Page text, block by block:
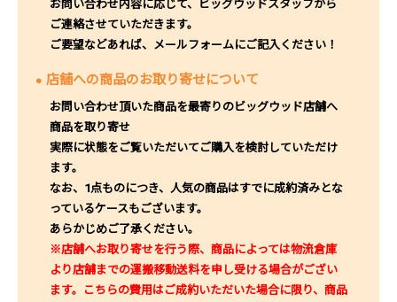
お問い合わせ内容に応じて、ビッグウッドスタッフから
ご連絡させていただきます。
ご要望などあれば、メールフォームにご記入ください！
店舗への商品のお取り寄せについて
お問い合わせ頂いた商品を最寄りのビッグウッド店舗へ
商品を取り寄せ
実際に状態をご覧いただいてご購入を検討していただけ
ます。
なお、1点ものにつき、人気の商品はすでに成約済みとな
っているケースもございます。
あらかじめご了承ください。
※店舗へお取り寄せを行う際、商品によっては物流倉庫
より店舗までの運搬移動送料を申し受ける場合がござい
ます。こちらの費用はご成約いただいた場合に限り、商品